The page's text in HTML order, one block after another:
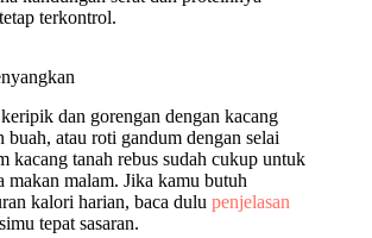
terkontrol.
dan gorengan dengan kacang
buah, atau roti gandum dengan selai
kacang tanah rebus sudah cukup untuk
makan malam. Jika kamu butuh
kalori harian, baca dulu penjelasan
tepat sasaran.